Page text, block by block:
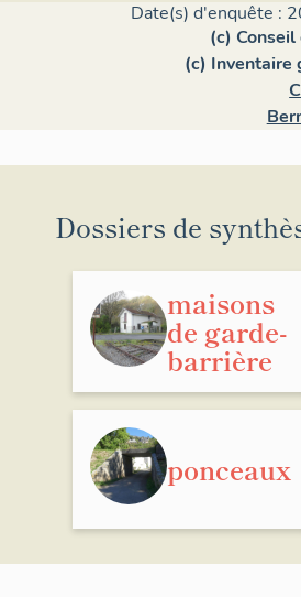
Date(s) d'enquête :
(c)
(c) Inventaire
Dossiers de
maisons
de garde-
barrière
ponceaux